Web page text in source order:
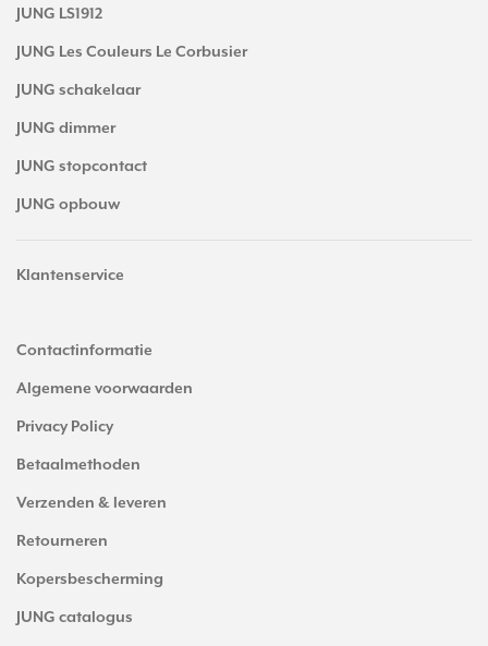
JUNG LS1912
JUNG Les Couleurs Le Corbusier
JUNG schakelaar
JUNG dimmer
JUNG stopcontact
JUNG opbouw
Klantenservice
Contactinformatie
Algemene voorwaarden
Privacy Policy
Betaalmethoden
Verzenden & leveren
Retourneren
Kopersbescherming
JUNG catalogus